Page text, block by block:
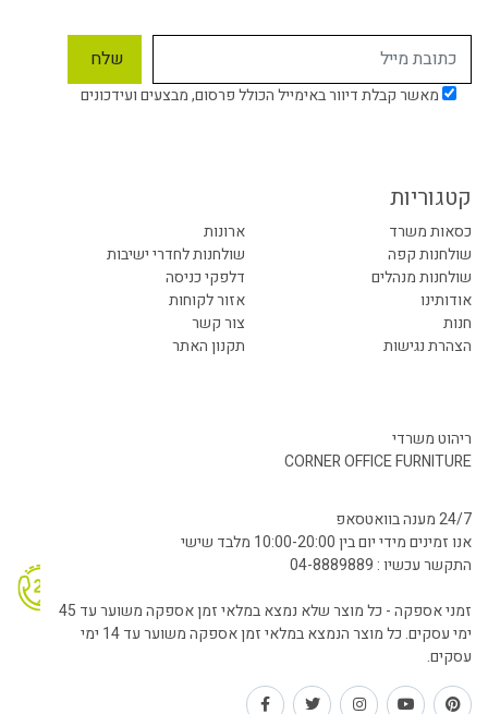
מאשר קבלת דיוור באימייל הכולל פרסום, מבצעים ועידכונים
קטגוריות
כסאות משרד
ארונות
שולחנות קפה
שולחנות לחדרי ישיבות
שולחנות מנהלים
דלפקי כניסה
אודותינו
אזור לקוחות
חנות
צור קשר
הצהרת נגישות
תקנון האתר
ריהוט משרדי
CORNER OFFICE FURNITURE
24/7 מענה בוואטסאפ
אנו זמינים מידי יום בין 10:00-20:00 מלבד שישי
התקשר עכשיו : 04-8889889
זמני אספקה - כל מוצר שלא נמצא במלאי זמן אספקה משוער עד 45
ימי עסקים. כל מוצר הנמצא במלאי זמן אספקה משוער עד 14 ימי
עסקים.